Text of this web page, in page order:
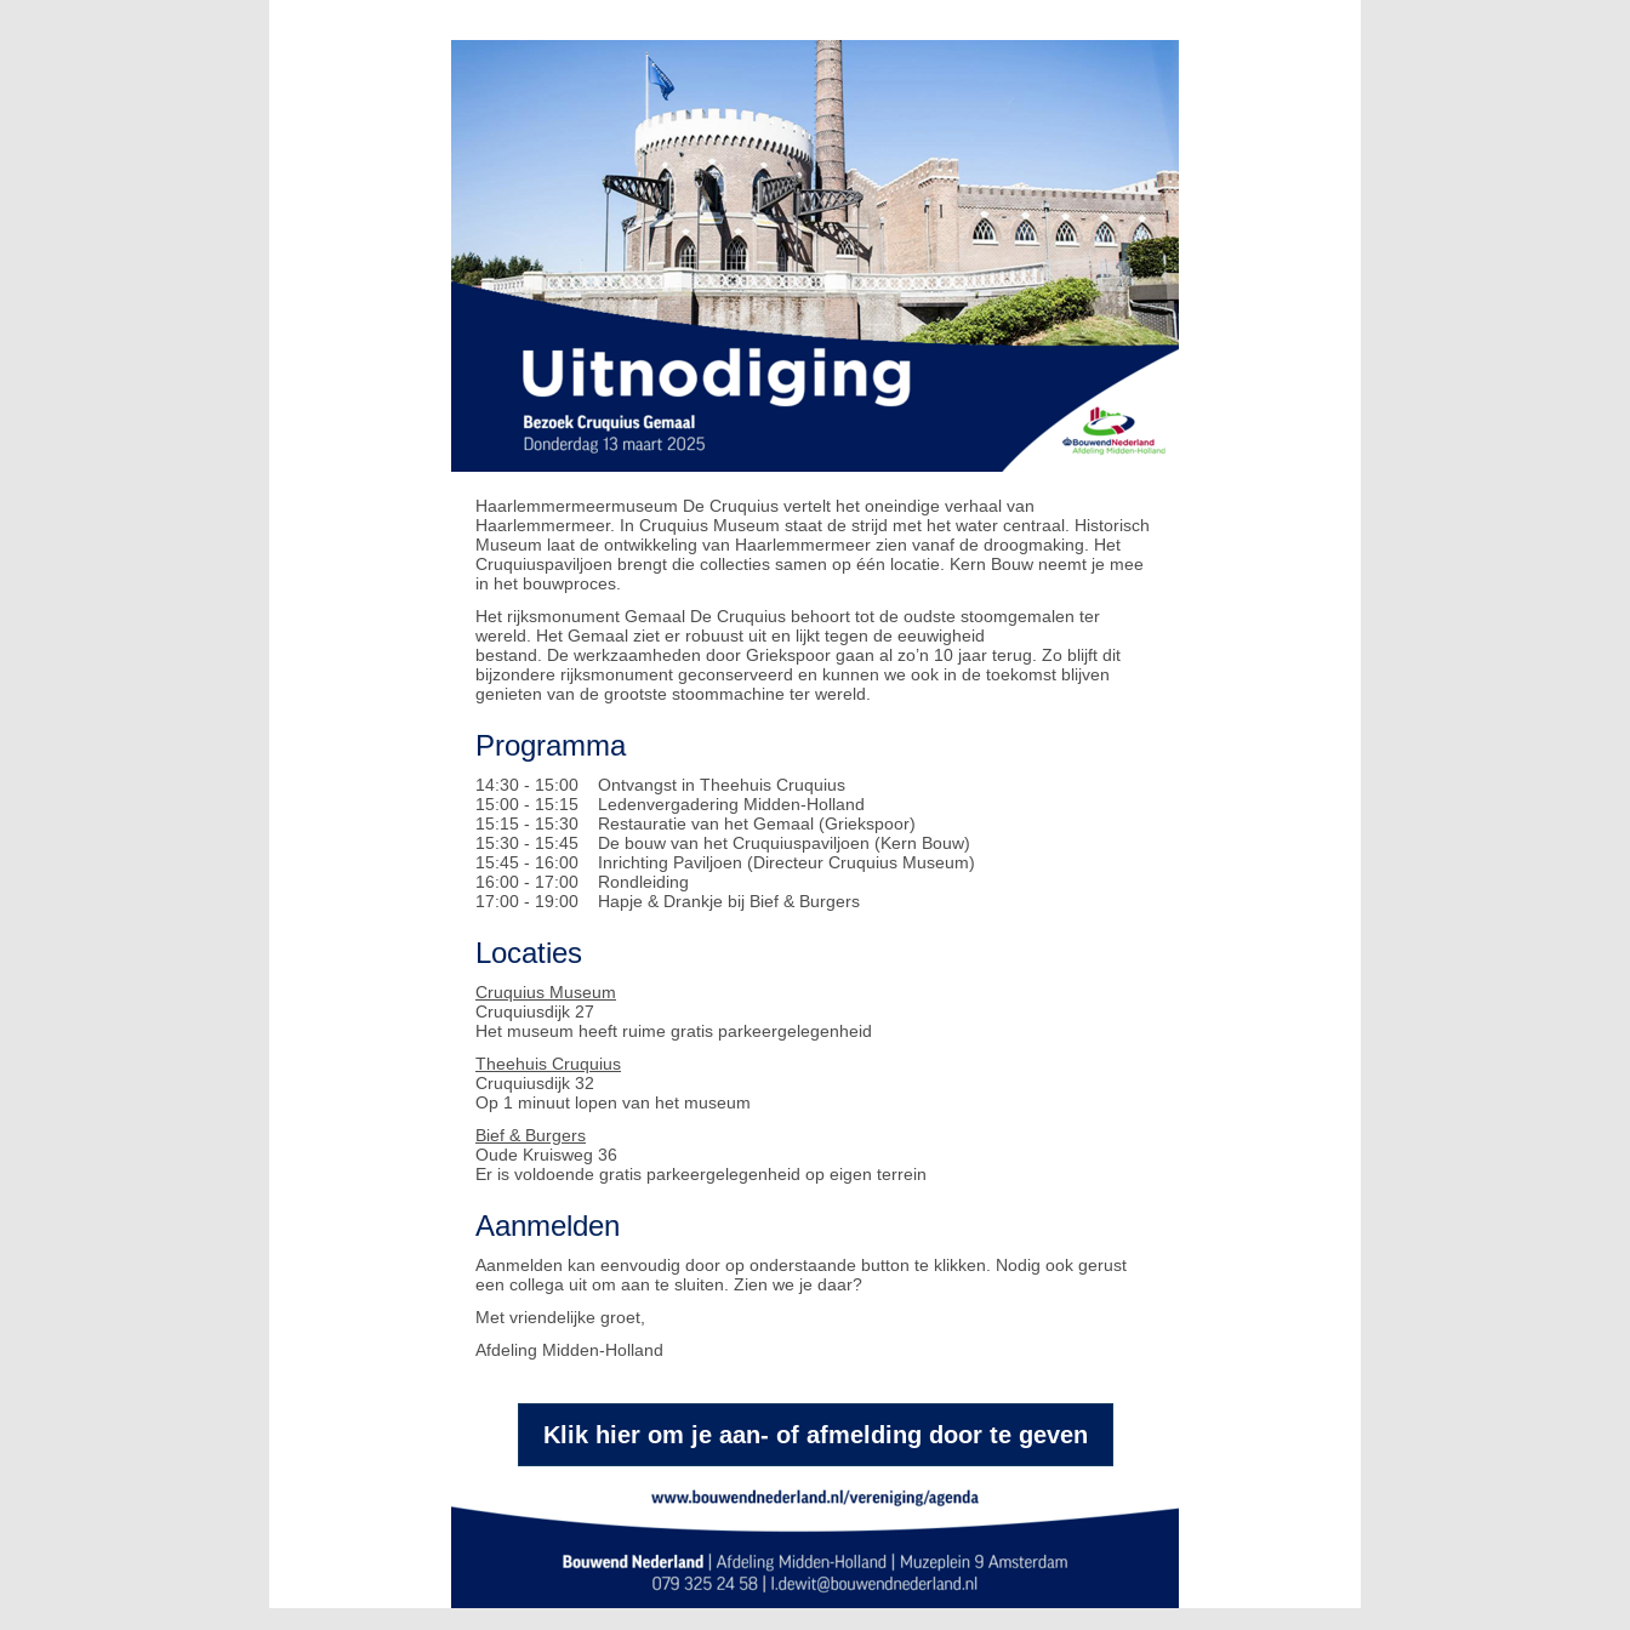
Haarlemmermeermuseum De Cruquius vertelt het oneindige verhaal van
Haarlemmermeer. In Cruquius Museum staat de strijd met het water centraal. Historisch
Museum laat de ontwikkeling van Haarlemmermeer zien vanaf de droogmaking. Het
Cruquiuspaviljoen brengt die collecties samen op één locatie. Kern Bouw neemt je mee
in het bouwproces.
Het rijksmonument Gemaal De Cruquius behoort tot de oudste stoomgemalen ter
wereld. Het Gemaal ziet er robuust uit en lijkt tegen de eeuwigheid
bestand. De werkzaamheden door Griekspoor gaan al zo’n 10 jaar terug. Zo blijft dit
bijzondere rijksmonument geconserveerd en kunnen we ook in de toekomst blijven
genieten van de grootste stoommachine ter wereld.
Programma
14:30 - 15:00 Ontvangst in Theehuis Cruquius
15:00 - 15:15 Ledenvergadering Midden-Holland
15:15 - 15:30 Restauratie van het Gemaal (Griekspoor)
15:30 - 15:45 De bouw van het Cruquiuspaviljoen (Kern Bouw)
15:45 - 16:00 Inrichting Paviljoen (Directeur Cruquius Museum)
16:00 - 17:00 Rondleiding
17:00 - 19:00 Hapje & Drankje bij Bief & Burgers
Locaties
Cruquius Museum
Cruquiusdijk 27
Het museum heeft ruime gratis parkeergelegenheid
Theehuis Cruquius
Cruquiusdijk 32
Op 1 minuut lopen van het museum
Bief & Burgers
Oude Kruisweg 36
Er is voldoende gratis parkeergelegenheid op eigen terrein
Aanmelden
Aanmelden kan eenvoudig door op onderstaande button te klikken. Nodig ook gerust
een collega uit om aan te sluiten. Zien we je daar?
Met vriendelijke groet,
Afdeling Midden-Holland
Klik hier om je aan- of afmelding door te geven